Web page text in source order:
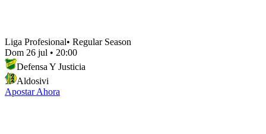
Liga Profesional• Regular Season
Dom 26 jul • 20:00
Defensa Y Justicia
Aldosivi
Apostar Ahora